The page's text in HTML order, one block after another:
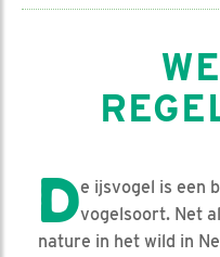
De ijsvogel is een
vogelsoort. Net
nature in het wild in